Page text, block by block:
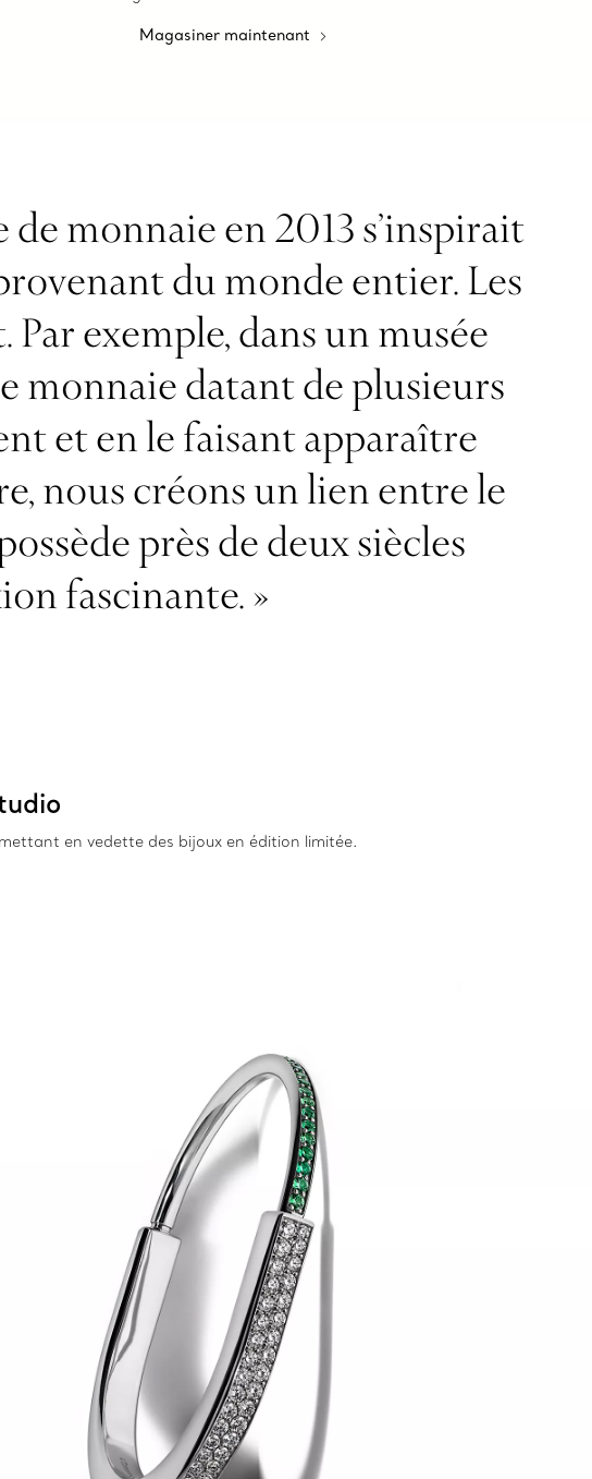
Magasiner maintenant
monnaie en 2013 s’inspirait
du monde entier. Les
exemple, dans un musée
monnaie datant de plusieurs
et en le faisant apparaître
nous créons un lien entre le
près de deux siècles
fascinante. »
en vedette des bijoux en édition limitée.